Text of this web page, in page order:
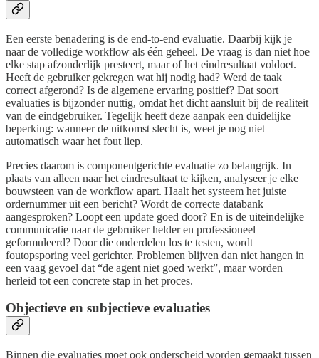
Een eerste benadering is de end-to-end evaluatie. Daarbij kijk je
naar de volledige workflow als één geheel. De vraag is dan niet hoe
elke stap afzonderlijk presteert, maar of het eindresultaat voldoet.
Heeft de gebruiker gekregen wat hij nodig had? Werd de taak
correct afgerond? Is de algemene ervaring positief? Dat soort
evaluaties is bijzonder nuttig, omdat het dicht aansluit bij de realiteit
van de eindgebruiker. Tegelijk heeft deze aanpak een duidelijke
beperking: wanneer de uitkomst slecht is, weet je nog niet
automatisch waar het fout liep.
Precies daarom is componentgerichte evaluatie zo belangrijk. In
plaats van alleen naar het eindresultaat te kijken, analyseer je elke
bouwsteen van de workflow apart. Haalt het systeem het juiste
ordernummer uit een bericht? Wordt de correcte databank
aangesproken? Loopt een update goed door? En is de uiteindelijke
communicatie naar de gebruiker helder en professioneel
geformuleerd? Door die onderdelen los te testen, wordt
foutopsporing veel gerichter. Problemen blijven dan niet hangen in
een vaag gevoel dat “de agent niet goed werkt”, maar worden
herleid tot een concrete stap in het proces.
Objectieve en subjectieve evaluaties
Binnen die evaluaties moet ook onderscheid worden gemaakt tussen